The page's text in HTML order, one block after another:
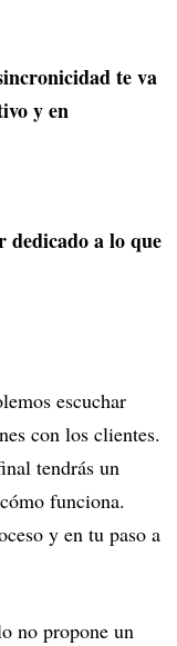
te va
y en
dedicado a lo que
escuchar
con los clientes.
tendrás un
funciona.
y en tu paso a
no propone un